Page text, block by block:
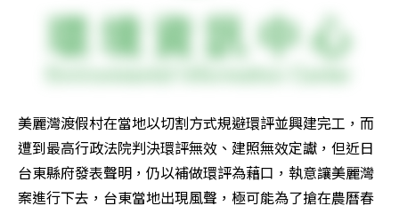
美麗灣渡假村在當地以切割方式規避環評並興建完工，而
遭到最高行政法院判決環評無效、建照無效定讞，但近日
台東縣府發表聲明，仍以補做環評為藉口，執意讓美麗灣
案進行下去，台東當地出現風聲，極可能為了搶在農曆春